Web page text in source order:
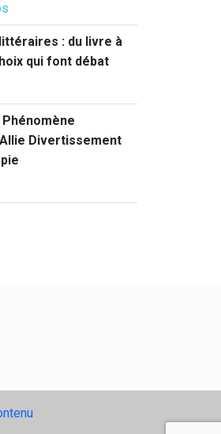
: du livre à
qui font débat
Divertissement